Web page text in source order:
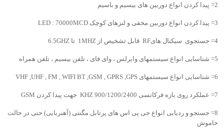
2= پیدا کردن انواع دوربین های بیسیم و باسیم
3= پیدا کردن انواع دوربین مخفی و لنزهای کوچک LED : 70000MCD
4= جستجوی سیکنال هایRF قابل تشخیص از 1MHZ تا 6.5GHZ
5= شناسایی انواع سیستمهای وایرلس ، وای فای ، تلفن بیسیم ، تلفن همراه
6= شناسایی انواع سیستمهای VHF ,UHF , FM , WIFI BT ,GSM , GPRS ,GPS
7= عملکرد روی بازه فرکانسی 900/1200/2400 KHZ جهت پیدا کردن GSM
8= جستجو و ردیابی انواع جی پی اس های پرتابل مگنتی (آهنربایی) حتی در حالت
خاموش